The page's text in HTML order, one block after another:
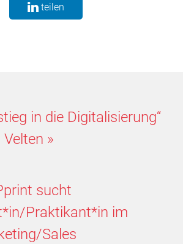
teilen
in die Digitalisierung“
»
sucht
Praktikant*in im
Sales